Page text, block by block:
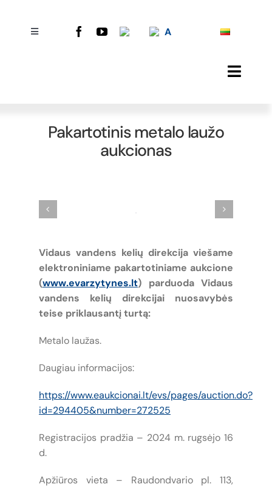
contentToggle
Search
for:
A
Toggle
Vandens keliai
Pakartotinis metalo laužo
aukcionas
Vidaus vandens kelių direkcijaviešame
elektroniniame pakartotiniame aukcione
(www.evarzytynes.lt) parduoda Vidaus
vandens kelių direkcijai nuosavybės
teise priklausantį turtą:
Metalo laužas.
Daugiau informacijos:
https://www.eaukcionai.lt/evs/pages/auction.do?
id=294405&number=272525
Registracijos pradžia – 2024 m. rugsėjo 16
d.
Apžiūros vieta – Raudondvario pl. 113,